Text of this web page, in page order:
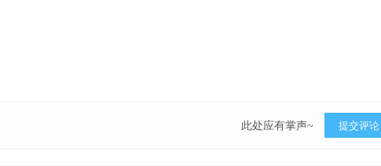
此处应有掌声~ 提交评论